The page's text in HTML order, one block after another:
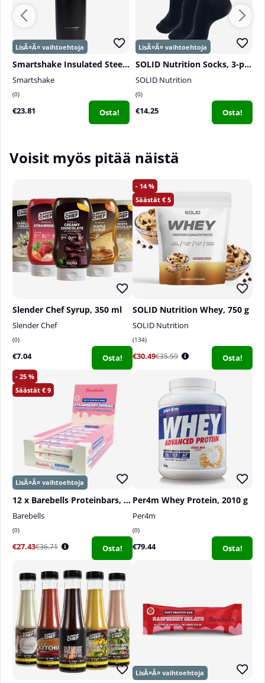
Smartshake Insulated Steel, 750 ml
Smartshake
0
€23.81 Osta!
SOLID Nutrition Socks, 3-pack, Black
SOLID Nutrition
0
€14.25 Osta!
Voisit myös pitää näistä
Slender Chef Syrup, 350 ml
Slender Chef
0
€7.04 Osta!
14
5
SOLID Nutrition Whey, 750 g
SOLID Nutrition
134
€30.49€35.59 Osta!
25
9
12 x Barebells Proteinbars, 55 g
Barebells
0
€27.43€36.71 Osta!
Per4m Whey Protein, 2010 g
Per4m
0
€79.44 Osta!